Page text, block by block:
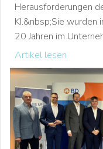
Herausforderungen
KI.&nbsp;Sie wurden
20 Jahren im
Artikel lesen